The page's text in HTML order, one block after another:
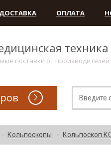
ДОСТАВКА ОПЛАТА
техника
поставки от производителей
Кольпоскопы Кольпоскоп